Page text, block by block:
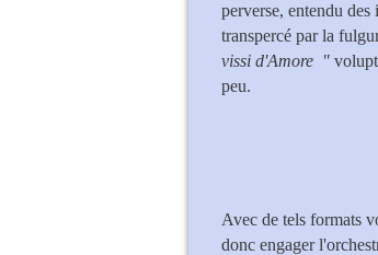
perverse, entendu
transpercé par la
vissi d'Amore "
peu.
Avec de tels formats
donc engager